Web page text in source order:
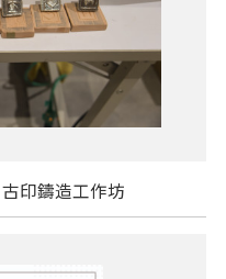
印鑄造工作坊